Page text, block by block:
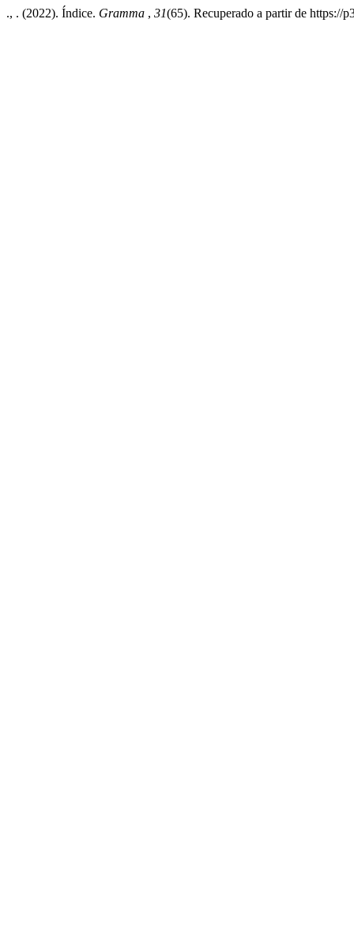
., . (2022). Índice. Gramma , 31(65). Recuperado a partir de https://